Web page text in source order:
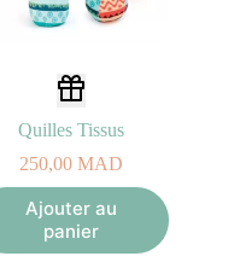
Quilles Tissus
250,00 MAD
Ajouter au
panier